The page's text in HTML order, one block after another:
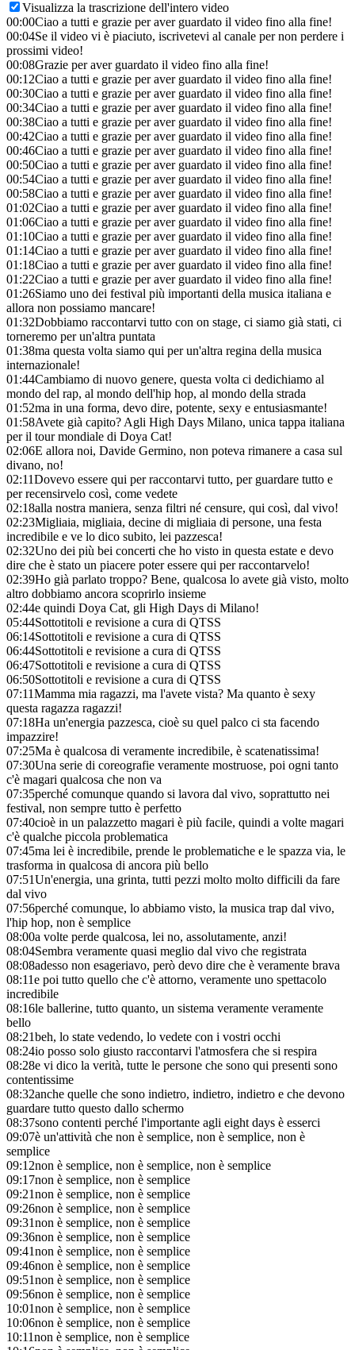
Visualizza la trascrizione dell'intero video
00:00Ciao a tutti e grazie per aver guardato il video fino alla fine!
00:04Se il video vi è piaciuto, iscrivetevi al canale per non perdere i
prossimi video!
00:08Grazie per aver guardato il video fino alla fine!
00:12Ciao a tutti e grazie per aver guardato il video fino alla fine!
00:30Ciao a tutti e grazie per aver guardato il video fino alla fine!
00:34Ciao a tutti e grazie per aver guardato il video fino alla fine!
00:38Ciao a tutti e grazie per aver guardato il video fino alla fine!
00:42Ciao a tutti e grazie per aver guardato il video fino alla fine!
00:46Ciao a tutti e grazie per aver guardato il video fino alla fine!
00:50Ciao a tutti e grazie per aver guardato il video fino alla fine!
00:54Ciao a tutti e grazie per aver guardato il video fino alla fine!
00:58Ciao a tutti e grazie per aver guardato il video fino alla fine!
01:02Ciao a tutti e grazie per aver guardato il video fino alla fine!
01:06Ciao a tutti e grazie per aver guardato il video fino alla fine!
01:10Ciao a tutti e grazie per aver guardato il video fino alla fine!
01:14Ciao a tutti e grazie per aver guardato il video fino alla fine!
01:18Ciao a tutti e grazie per aver guardato il video fino alla fine!
01:22Ciao a tutti e grazie per aver guardato il video fino alla fine!
01:26Siamo uno dei festival più importanti della musica italiana e
allora non possiamo mancare!
01:32Dobbiamo raccontarvi tutto con on stage, ci siamo già stati, ci
torneremo per un'altra puntata
01:38ma questa volta siamo qui per un'altra regina della musica
internazionale!
01:44Cambiamo di nuovo genere, questa volta ci dedichiamo al
mondo del rap, al mondo dell'hip hop, al mondo della strada
01:52ma in una forma, devo dire, potente, sexy e entusiasmante!
01:58Avete già capito? Agli High Days Milano, unica tappa italiana
per il tour mondiale di Doya Cat!
02:06E allora noi, Davide Germino, non poteva rimanere a casa sul
divano, no!
02:11Dovevo essere qui per raccontarvi tutto, per guardare tutto e
per recensirvelo così, come vedete
02:18alla nostra maniera, senza filtri né censure, qui così, dal vivo!
02:23Migliaia, migliaia, decine di migliaia di persone, una festa
incredibile e ve lo dico subito, lei pazzesca!
02:32Uno dei più bei concerti che ho visto in questa estate e devo
dire che è stato un piacere poter essere qui per raccontarvelo!
02:39Ho già parlato troppo? Bene, qualcosa lo avete già visto, molto
altro dobbiamo ancora scoprirlo insieme
02:44e quindi Doya Cat, gli High Days di Milano!
05:44Sottotitoli e revisione a cura di QTSS
06:14Sottotitoli e revisione a cura di QTSS
06:44Sottotitoli e revisione a cura di QTSS
06:47Sottotitoli e revisione a cura di QTSS
06:50Sottotitoli e revisione a cura di QTSS
07:11Mamma mia ragazzi, ma l'avete vista? Ma quanto è sexy
questa ragazza ragazzi!
07:18Ha un'energia pazzesca, cioè su quel palco ci sta facendo
impazzire!
07:25Ma è qualcosa di veramente incredibile, è scatenatissima!
07:30Una serie di coreografie veramente mostruose, poi ogni tanto
c'è magari qualcosa che non va
07:35perché comunque quando si lavora dal vivo, soprattutto nei
festival, non sempre tutto è perfetto
07:40cioè in un palazzetto magari è più facile, quindi a volte magari
c'è qualche piccola problematica
07:45ma lei è incredibile, prende le problematiche e le spazza via, le
trasforma in qualcosa di ancora più bello
07:51Un'energia, una grinta, tutti pezzi molto molto difficili da fare
dal vivo
07:56perché comunque, lo abbiamo visto, la musica trap dal vivo,
l'hip hop, non è semplice
08:00a volte perde qualcosa, lei no, assolutamente, anzi!
08:04Sembra veramente quasi meglio dal vivo che registrata
08:08adesso non esageriavo, però devo dire che è veramente brava
08:11e poi tutto quello che c'è attorno, veramente uno spettacolo
incredibile
08:16le ballerine, tutto quanto, un sistema veramente veramente
bello
08:21beh, lo state vedendo, lo vedete con i vostri occhi
08:24io posso solo giusto raccontarvi l'atmosfera che si respira
08:28e vi dico la verità, tutte le persone che sono qui presenti sono
contentissime
08:32anche quelle che sono indietro, indietro, indietro e che devono
guardare tutto questo dallo schermo
08:37sono contenti perché l'importante agli eight days è esserci
09:07è un'attività che non è semplice, non è semplice, non è
semplice
09:12non è semplice, non è semplice, non è semplice
09:17non è semplice, non è semplice
09:21non è semplice, non è semplice
09:26non è semplice, non è semplice
09:31non è semplice, non è semplice
09:36non è semplice, non è semplice
09:41non è semplice, non è semplice
09:46non è semplice, non è semplice
09:51non è semplice, non è semplice
09:56non è semplice, non è semplice
10:01non è semplice, non è semplice
10:06non è semplice, non è semplice
10:11non è semplice, non è semplice